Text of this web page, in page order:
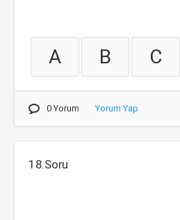
A B C
0 Yorum Yorum Yap
18.Soru